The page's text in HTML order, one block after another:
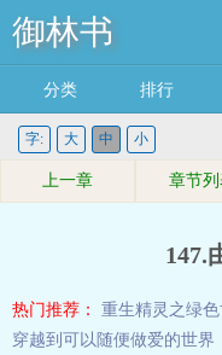
御林书
分类 排行
字: 大 中 小
上一章 章节列
147.
热门推荐： 重生精灵之绿色
穿越到可以随便做爱的世界